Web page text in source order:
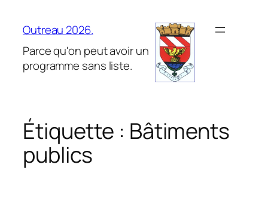
Outreau 2026.
Parce qu'on peut avoir un
programme sans liste.
Étiquette : Bâtiments
publics